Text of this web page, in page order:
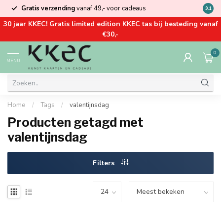
Gratis verzendingvanaf 49,- voor cadeaus Kom
9.1
30 jaar KKEC! Gratis limited edition KKEC tas bij besteding vanaf
€30,-
MENU
0
Home / Tags / valentijnsdag
Producten getagd met
valentijnsdag
Filters